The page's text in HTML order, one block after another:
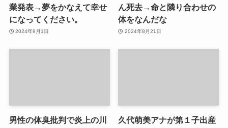
業発表→夢をかなえて幸せ
になってください。
2024年9月1日
ん死去→命と隣り合わせの
体をなんだな
2024年8月21日
男性の体臭批判で炎上の川
久代萌美アナが第１子出産